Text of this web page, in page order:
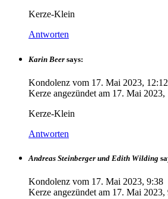
Kerze-Klein
Antworten
Karin Beer says:
Kondolenz vom 17. Mai 2023, 12:12
Kerze angezündet am 17. Mai 2023,
Kerze-Klein
Antworten
Andreas Steinberger und Edith Wilding
Kondolenz vom 17. Mai 2023, 9:38
Kerze angezündet am 17. Mai 2023,